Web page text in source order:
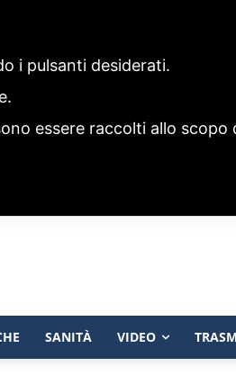
SANITÀ VIDEO
i pulsanti desiderati.
essere raccolti allo scopo